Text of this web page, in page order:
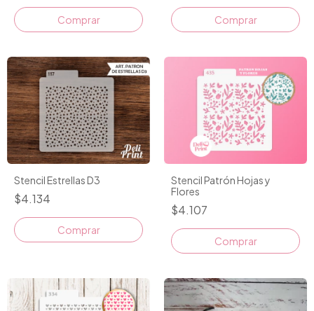
Stencil Estrellas D3
$4.134
Stencil Patrón Hojas y
Flores
$4.107